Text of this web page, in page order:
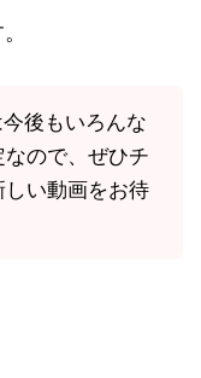
後もいろんな
ので、ぜひチ
い動画をお待